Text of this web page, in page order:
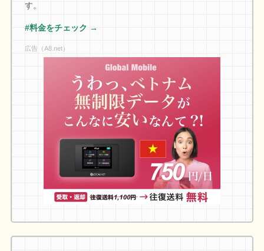
す。
#料金をチェック →
広告（A8.net）